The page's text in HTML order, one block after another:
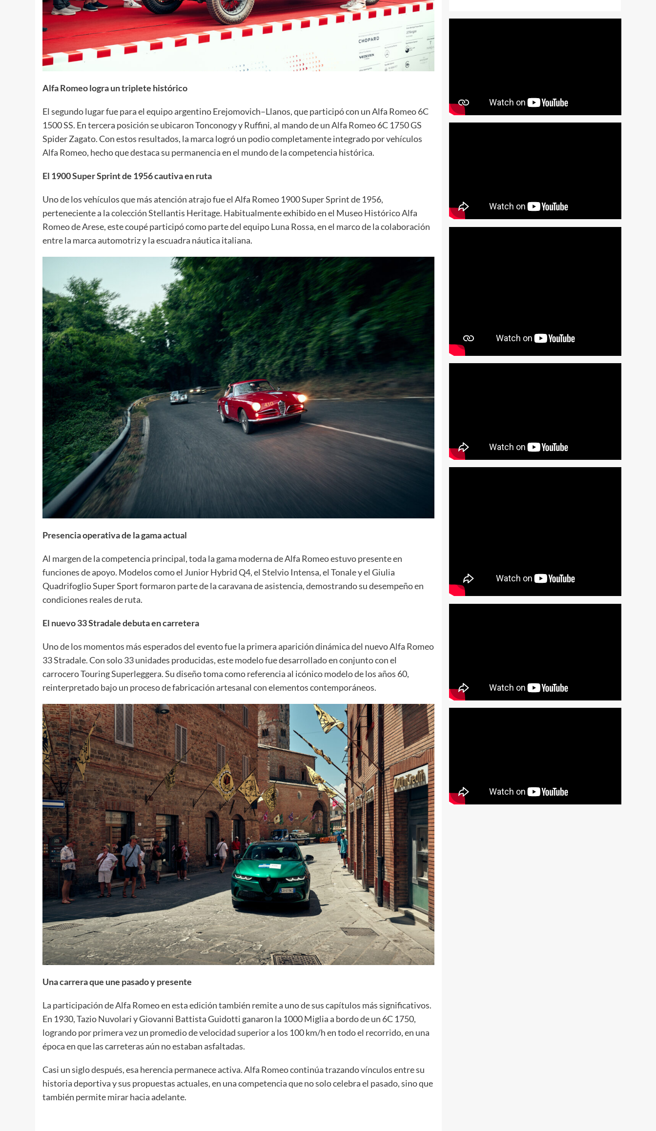
Alfa Romeo logra un triplete histórico
El segundo lugar fue para el equipo argentino Erejomovich–Llanos, que participó con un Alfa Romeo 6C
1500 SS. En tercera posición se ubicaron Tonconogy y Ruffini, al mando de un Alfa Romeo 6C 1750 GS
Spider Zagato. Con estos resultados, la marca logró un podio completamente integrado por vehículos
Alfa Romeo, hecho que destaca su permanencia en el mundo de la competencia histórica.
El 1900 Super Sprint de 1956 cautiva en ruta
Uno de los vehículos que más atención atrajo fue el Alfa Romeo 1900 Super Sprint de 1956,
perteneciente a la colección Stellantis Heritage. Habitualmente exhibido en el Museo Histórico Alfa
Romeo de Arese, este coupé participó como parte del equipo Luna Rossa, en el marco de la colaboración
entre la marca automotriz y la escuadra náutica italiana.
Presencia operativa de la gama actual
Al margen de la competencia principal, toda la gama moderna de Alfa Romeo estuvo presente en
funciones de apoyo. Modelos como el Junior Hybrid Q4, el Stelvio Intensa, el Tonale y el Giulia
Quadrifoglio Super Sport formaron parte de la caravana de asistencia, demostrando su desempeño en
condiciones reales de ruta.
El nuevo 33 Stradale debuta en carretera
Uno de los momentos más esperados del evento fue la primera aparición dinámica del nuevo Alfa Romeo
33 Stradale. Con solo 33 unidades producidas, este modelo fue desarrollado en conjunto con el
carrocero Touring Superleggera. Su diseño toma como referencia al icónico modelo de los años 60,
reinterpretado bajo un proceso de fabricación artesanal con elementos contemporáneos.
Una carrera que une pasado y presente
La participación de Alfa Romeo en esta edición también remite a uno de sus capítulos más significativos.
En 1930, Tazio Nuvolari y Giovanni Battista Guidotti ganaron la 1000 Miglia a bordo de un 6C 1750,
logrando por primera vez un promedio de velocidad superior a los 100 km/h en todo el recorrido, en una
época en que las carreteras aún no estaban asfaltadas.
Casi un siglo después, esa herencia permanece activa. Alfa Romeo continúa trazando vínculos entre su
historia deportiva y sus propuestas actuales, en una competencia que no solo celebra el pasado, sino que
también permite mirar hacia adelante.